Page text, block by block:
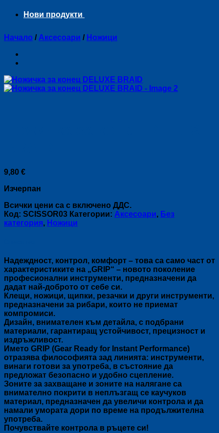
Нови продукти
Начало / Аксесоари / Ножици
9,80 €
Изчерпан
Всички цени са с включено ДДС.
Код: SCISSOR03 Категории: Аксесоари, Без
категория, Ножици
Надеждност, контрол, комфорт – това са само част от
характеристиките на „GRIP“ – новото поколение
професионални инструменти, предназначени да
дадат най-доброто от себе си.
Клещи, ножици, щипки, резачки и други инструменти,
предназначени за рибари, които не приемат
компромиси.
Дизайн, внимателен към детайла, с подбрани
материали, гарантиращ устойчивост, прецизност и
издръжливост.
Името GRIP (Gear Ready for Instant Performance)
отразява философията зад линията: инструменти,
винаги готови за употреба, в състояние да
предложат безопасно и удобно сцепление.
Зоните за захващане и зоните на налягане са
внимателно покрити в неплъзгащ се каучуков
материал, предназначен да увеличи контрола и да
намали умората дори по време на продължителна
употреба.
Почувствайте контрола в ръцете си!